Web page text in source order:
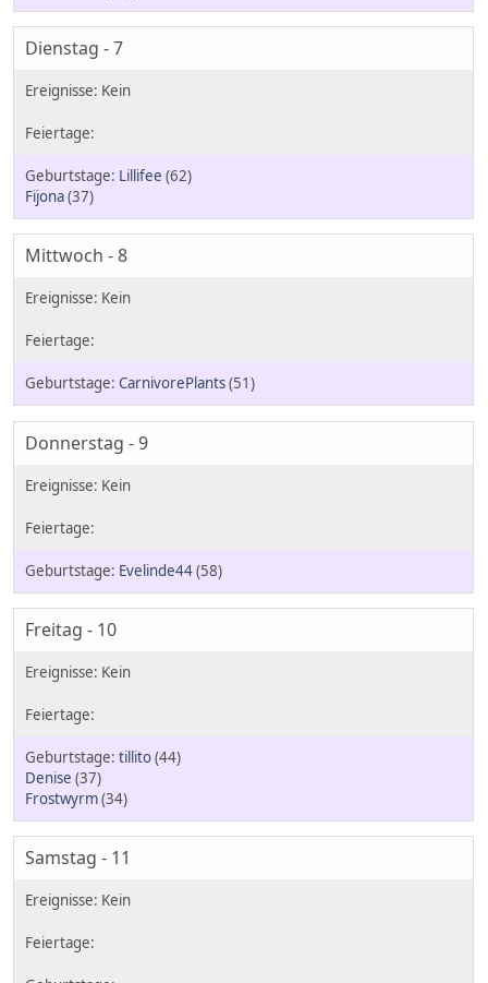
Dienstag - 7
Lillifee (62)
Fijona(37)
Mittwoch - 8
CarnivorePlants(51)
Donnerstag - 9
Evelinde44(58)
Freitag - 10
tillito(44)
Denise (37)
Frostwyrm(34)
Samstag - 11